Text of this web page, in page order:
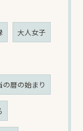
大人女子
の暦の始まり